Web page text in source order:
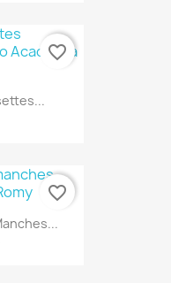
favorite_border
favorite_border